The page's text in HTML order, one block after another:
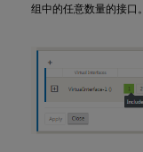
组中的任意数量的接口。